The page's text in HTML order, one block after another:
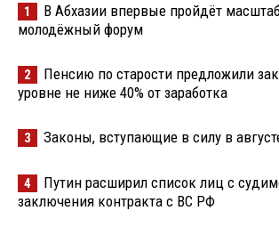
1
В Абхазии впервые пройдёт
молодёжный форум
2
Пенсию по старости предложили
уровне не ниже 40% от заработка
3 Законы, вступающие в силу в
4
Путин расширил список лиц с
заключения контракта с ВС РФ